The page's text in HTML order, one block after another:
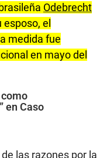
Odebrecht
esposo, el
medida fue
en mayo del
en Caso
las razones por la